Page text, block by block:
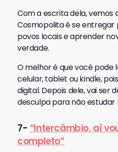
Com a escrita dela, vemos
Cosmopolita é se entregar
povos locais e aprender
verdade.
O melhor é que você pode
celular, tablet ou kindle,
digital. Depois dele, vai ser
desculpa para não estudar
7- “Intercâmbio, aí
completo”